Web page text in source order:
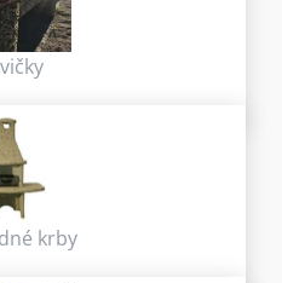
krby